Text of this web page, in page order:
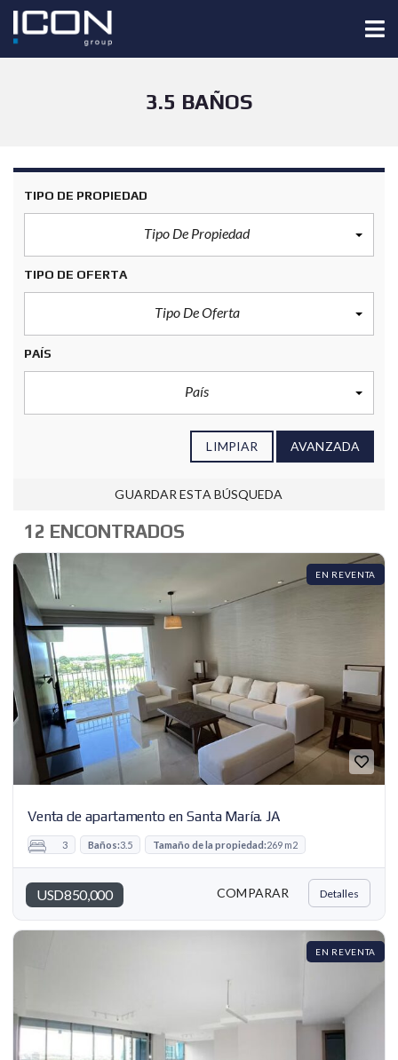
3.5 BAÑOS
TIPO DE PROPIEDAD
Tipo De Propiedad
TIPO DE OFERTA
Tipo De Oferta
PAÍS
País
LIMPIAR AVANZADA
GUARDAR ESTA BÚSQUEDA
12 ENCONTRADOS
EN REVENTA
Venta de apartamento en Santa María. JA
USD850,000
3 Baños:3.5 Tamaño de la propiedad:269 m2
COMPARAR Detalles
EN REVENTA